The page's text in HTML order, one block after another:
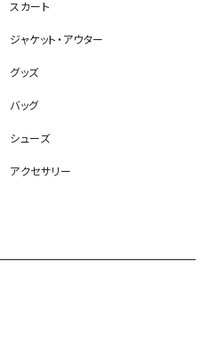
スカート
ジャケット・アウター
グッズ
バッグ
シューズ
アクセサリー